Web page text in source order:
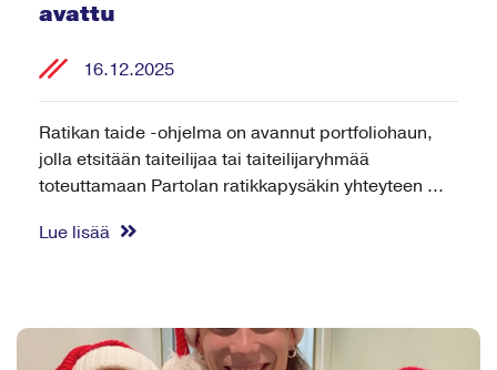
avattu
16.12.2025
Ratikan taide -ohjelma on avannut portfoliohaun,
jolla etsitään taiteilijaa tai taiteilijaryhmää
toteuttamaan Partolan ratikkapysäkin yhteyteen ...
Lue lisää